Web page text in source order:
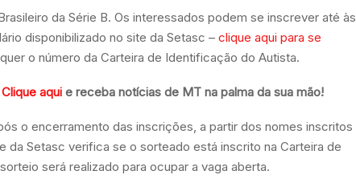
da Série B. Os interessados podem se inscrever até às
disponibilizado no site da Setasc – clique aqui para se
o número da Carteira de Identificação do Autista.
Clique aqui e receba notícias de MT na palma da sua mão!
o encerramento das inscrições, a partir dos nomes inscritos
da Setasc verifica se o sorteado está inscrito na Carteira de
será realizado para ocupar a vaga aberta.